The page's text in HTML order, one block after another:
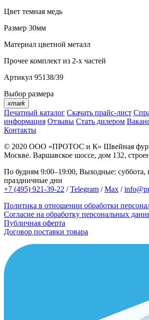
Цвет темная медь
Размер 30мм
Материал цветной металл
Прочее комплект из 2-х частей
Артикул 95138/39
Выбор размера
xmark
Печатный каталог Скачать прайс-лист
информация Отзывы Стать дилером
Контакты
© 2020 ООО «ПРОТОС и К» Швейная
Москве. Варшавское шоссе, дом 132,
По будням 9:00–19:00, Выходные: суббота,
праздничные дни
+7 (495) 921-39-22 /Telegram /Max /
Политика в отношении обработки
Согласие на обработку персональных
Публичная оферта
Договор поставки товара